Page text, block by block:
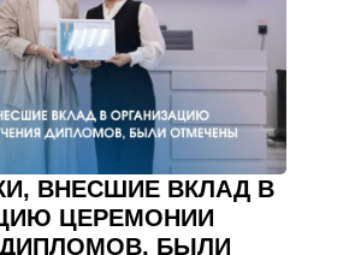
ВНЕСШИЕ ВКЛАД В
ЦЕРЕМОНИИ
ДИПЛОМОВ, БЫЛИ